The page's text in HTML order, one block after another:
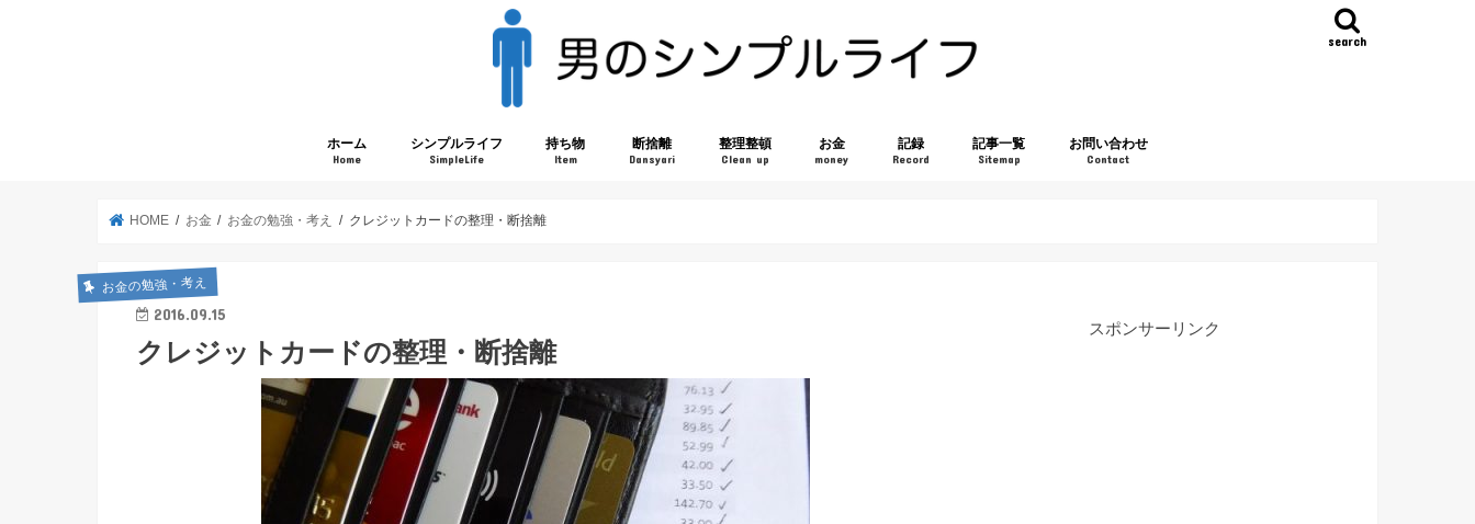
search
ホーム
Home
シンプルライフ
SimpleLife
持ち物
Item
断捨離
Dansyari
整理整頓
Clean up
お金
money
記録
Record
記事一覧
Sitemap
お問い合わせ
Contact
HOME お金 お金の勉強・考え クレジットカードの整理・断捨離
お金の勉強・考え
2016.09.15
クレジットカードの整理・断捨離
スポンサーリンク